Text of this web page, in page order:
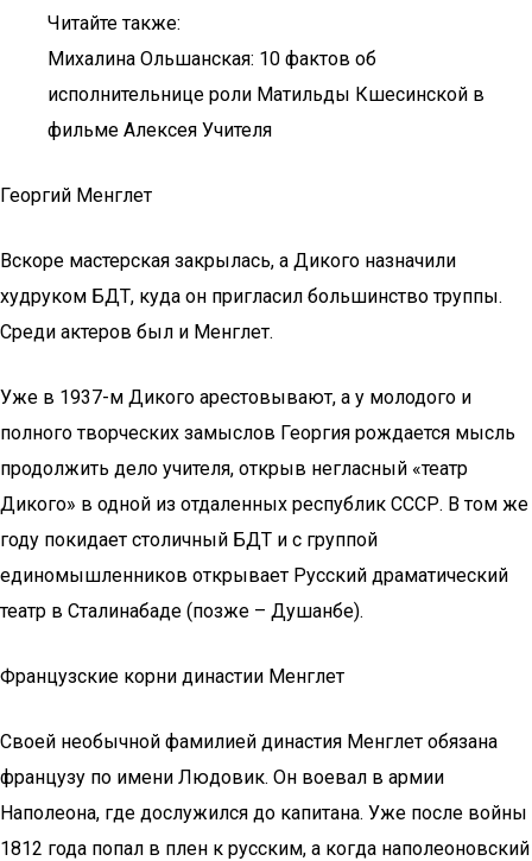
Читайте также:
Михалина Ольшанская: 10 фактов об
исполнительнице роли Матильды Кшесинской в
фильме Алексея Учителя
Георгий Менглет
Вскоре мастерская закрылась, а Дикого назначили
худруком БДТ, куда он пригласил большинство труппы.
Среди актеров был и Менглет.
Уже в 1937-м Дикого арестовывают, а у молодого и
полного творческих замыслов Георгия рождается мысль
продолжить дело учителя, открыв негласный «театр
Дикого» в одной из отдаленных республик СССР. В том же
году покидает столичный БДТ и с группой
единомышленников открывает Русский драматический
театр в Сталинабаде (позже – Душанбе).
Французские корни династии Менглет
Своей необычной фамилией династия Менглет обязана
французу по имени Людовик. Он воевал в армии
Наполеона, где дослужился до капитана. Уже после войны
1812 года попал в плен к русским, а когда наполеоновский